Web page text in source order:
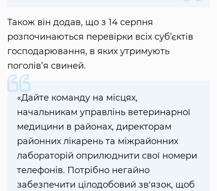
Також він додав, що з 14 серпня
розпочинаються перевірки всіх суб’єктів
господарювання, в яких утримують
поголів’я свиней.
«Дайте команду на місцях,
начальникам управлінь ветеринарної
медицини в районах, директорам
районних лікарень та міжрайонних
лабораторій оприлюднити свої номери
телефонів. Потрібно негайно
забезпечити цілодобовий зв'язок, щоб